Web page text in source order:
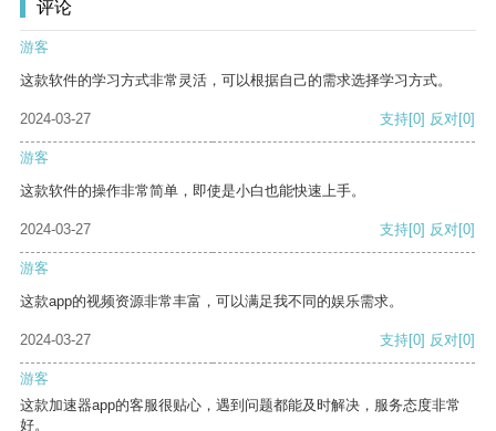
评论
游客
这款软件的学习方式非常灵活，可以根据自己的需求选择学习方式。
2024-03-27 支持[0] 反对[0]
游客
这款软件的操作非常简单，即使是小白也能快速上手。
2024-03-27 支持[0] 反对[0]
游客
这款app的视频资源非常丰富，可以满足我不同的娱乐需求。
2024-03-27 支持[0] 反对[0]
游客
这款加速器app的客服很贴心，遇到问题都能及时解决，服务态度非常
好。